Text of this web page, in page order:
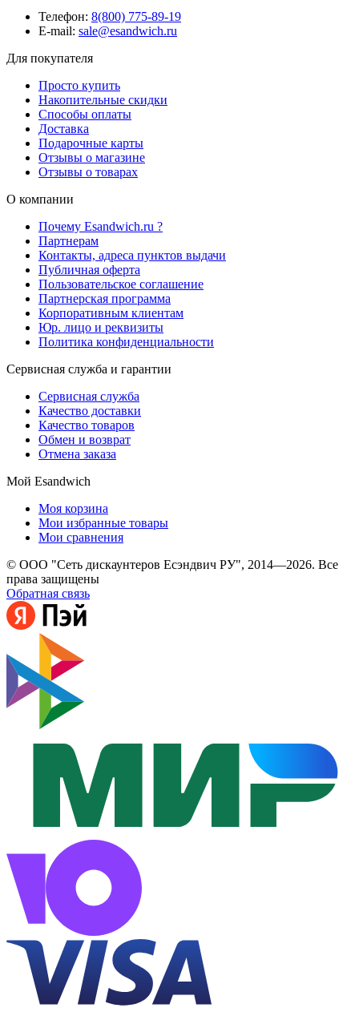
Телефон: 8(800) 775-89-19
E-mail: sale@esandwich.ru
Для покупателя
Просто купить
Накопительные скидки
Способы оплаты
Доставка
Подарочные карты
Отзывы о магазине
Отзывы о товарах
О компании
Почему Esandwich.ru ?
Партнерам
Контакты, адреса пунктов выдачи
Публичная оферта
Пользовательское соглашение
Партнерская программа
Корпоративным клиентам
Юр. лицо и реквизиты
Политика конфиденциальности
Сервисная служба и гарантии
Сервисная служба
Качество доставки
Качество товаров
Обмен и возврат
Отмена заказа
Мой Esandwich
Моя корзина
Мои избранные товары
Мои сравнения
© ООО "Сеть дискаунтеров Есэндвич РУ", 2014—2026. Все
права защищены
Обратная связь